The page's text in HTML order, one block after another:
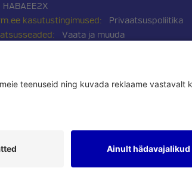
HABAEE2X
kasutustingimused:
Privaatsuspoliitika
Vaata ja muuda